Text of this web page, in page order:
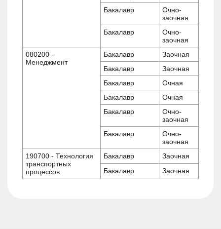
Бакалавр
Очно-
заочная
Бакалавр
Очно-
заочная
080200 -
Менеджмент
Бакалавр
Заочная
Бакалавр
Заочная
Бакалавр
Очная
Бакалавр
Очная
Бакалавр
Очно-
заочная
Бакалавр
Очно-
заочная
190700 - Технология
транспортных
процессов
Бакалавр
Заочная
Бакалавр
Заочная